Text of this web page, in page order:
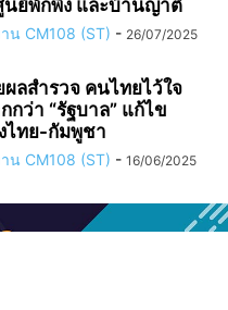
นย์พักพิง และบ้านญาติ
น CM108 (ST) - 26/07/2025
ผลสำรวจ คนไทยไว้ใจ
กว่า “รัฐบาล” แก้ไข
ไทย-กัมพูชา
น CM108 (ST) - 16/06/2025